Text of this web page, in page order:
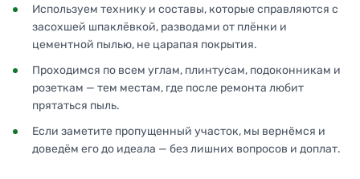
Используем технику и составы, которые справляются с
засохшей шпаклёвкой, разводами от плёнки и
цементной пылью, не царапая покрытия.
Проходимся по всем углам, плинтусам, подоконникам и
розеткам — тем местам, где после ремонта любит
прятаться пыль.
Если заметите пропущенный участок, мы вернёмся и
доведём его до идеала — без лишних вопросов и доплат.